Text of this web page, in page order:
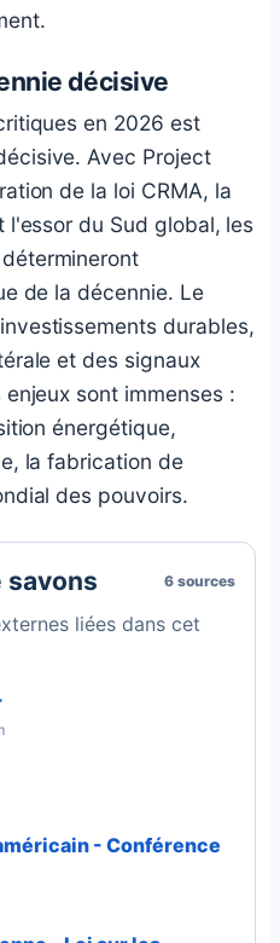
décisive
en 2026 est
Avec Project
de la loi CRMA, la
du Sud global, les
de la décennie. Le
durables,
et des signaux
sont immenses :
énergétique,
la fabrication de
des pouvoirs.
savons 6 sources
liées dans cet
- Conférence